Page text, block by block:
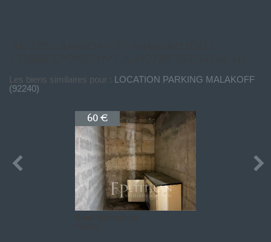
Les biens similaires pour : LOCATION PARKING MALAKOFF
(92240)
60 €